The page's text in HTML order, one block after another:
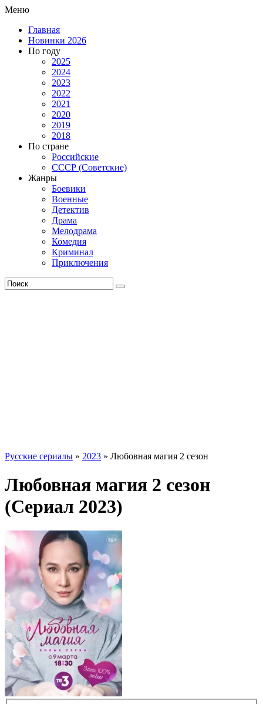
Меню
Главная
Новинки 2026
По году
2025
2024
2023
2022
2021
2020
2019
2018
По стране
Российские
СССР (Советские)
Жанры
Боевики
Военные
Детектив
Драма
Мелодрама
Комедия
Криминал
Приключения
Русские сериалы » 2023 » Любовная магия 2 сезон
Любовная магия 2 сезон
(Сериал 2023)